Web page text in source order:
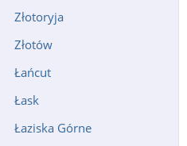
Złotoryja
Złotów
Łańcut
Łask
Łaziska Górne